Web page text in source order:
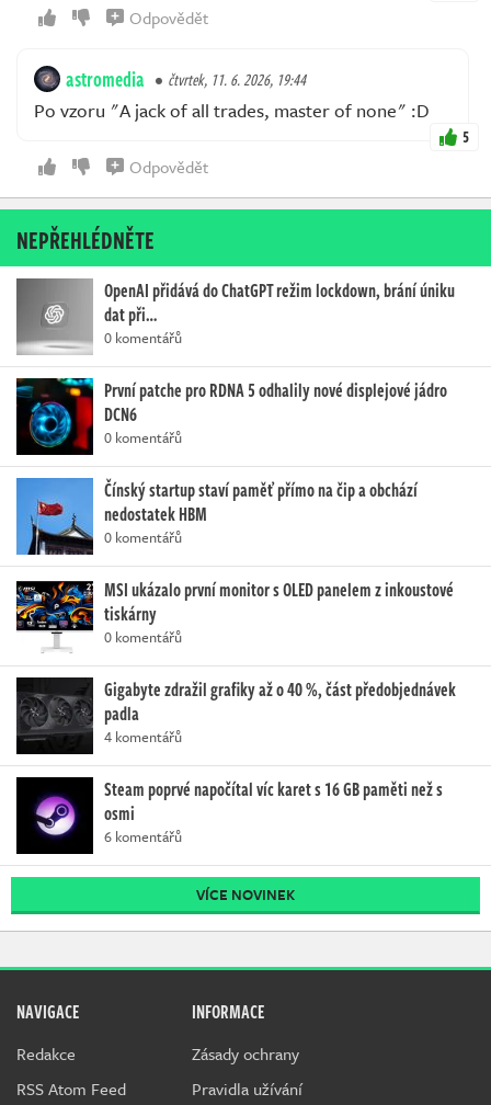
Odpovědět
astromedia čtvrtek, 11. 6. 2026, 19:44
Po vzoru "A jack of all trades, master of none" :D
5
Odpovědět
NEPŘEHLÉDNĚTE
OpenAI přidává do ChatGPT režim lockdown, brání úniku
dat při…
0 komentářů
První patche pro RDNA 5 odhalily nové displejové jádro
DCN6
0 komentářů
Čínský startup staví paměť přímo na čip a obchází
nedostatek HBM
0 komentářů
MSI ukázalo první monitor s OLED panelem z inkoustové
tiskárny
0 komentářů
Gigabyte zdražil grafiky až o 40 %, část předobjednávek
padla
4 komentářů
Steam poprvé napočítal víc karet s 16 GB paměti než s
osmi
6 komentářů
VÍCE NOVINEK
NAVIGACE
Redakce
RSS Atom Feed
INFORMACE
Zásady ochrany
Pravidla užívání